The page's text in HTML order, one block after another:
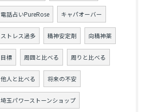
電話占いPureRose キャパオーバー
ストレス過多 精神安定剤 向精神薬
目標 周囲と比べる 周りと比べる
他人と比べる 将来の不安
埼玉パワーストーンショップ